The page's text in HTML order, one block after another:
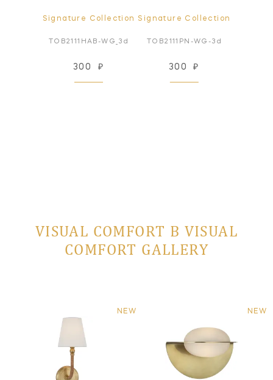
Signature Collection
TOB2111HAB-WG_3d
300 ₽
Signature Collection
TOB2111PN-WG-3d
300 ₽
VISUAL COMFORT В VISUAL
COMFORT GALLERY
NEW NEW